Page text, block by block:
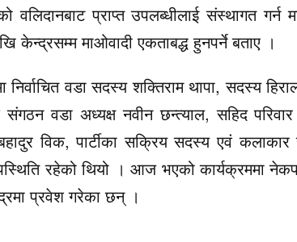
वलिदानबाट प्राप्त उपलब्धीलाई संस्थागत
केन्द्रसम्म माओवादी एकताबद्ध हुनपर्ने बताए ।
निर्वाचित वडा सदस्य शक्तिराम थापा, सदस्य
वडा अध्यक्ष नवीन छन्त्याल, सहिद परिवार
विक, पार्टीका सक्रिय सदस्य एवं कलाकार
रहेको थियो । आज भएको कार्यक्रममा
प्रवेश गरेका छन् ।